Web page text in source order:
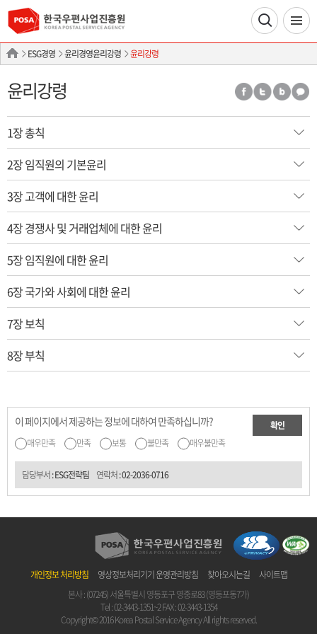
ESG경영 윤리경영윤리강령 윤리강령
윤리강령
1장 총칙
2장 임직원의 기본윤리
3장 고객에 대한 윤리
4장 경쟁사 및 거래업체에 대한 윤리
5장 임직원에 대한 윤리
6장 국가와 사회에 대한 윤리
7장 보칙
8장 부칙
이 페이지에서 제공하는 정보에 대하여 만족하십니까?
매우만족 만족 보통 불만족 매우불만족
확인
담당부서: ESG전략팀 연락처:02-2036-0716
개인정보 처리방침 영상정보처리기기 운영관리방침 찾아오시는길
사이트맵
본사 : (07245) 서울특별시 영등포구 영중로83 (영등포동7가)
Tel :02-3443-1351~2FAX : 02-3443-1354
Copyright© 2016 Korea Postal Service Agency All rights reserved.